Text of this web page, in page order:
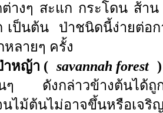
ต่างๆ สะแก กระโดน ส้า
เป็นต้น ป่าชนิดนี้ง่ายต่อ
ลายๆ ครั้ง
าหญ้า ( savannah forest )
นๆ ดังกล่าวข้างต้นได้
นไม้ต้นไม่อาจขึ้นหรือเ